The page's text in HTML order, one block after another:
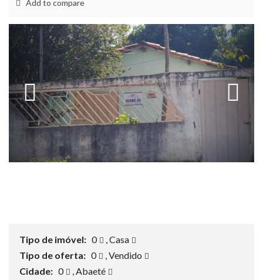
Add to compare
Tipo de imóvel: 0
Casa
Tipo de oferta: 0
Vendido
Cidade: 0
Abaeté